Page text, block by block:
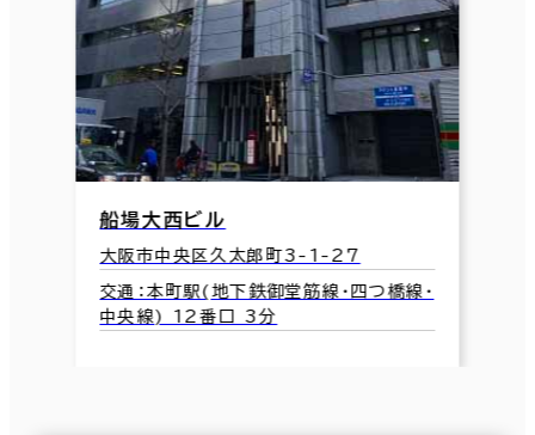
船場大西ビル
大阪市中央区久太郎町3-1-27
交通：本町駅(地下鉄御堂筋線･四つ橋線･
中央線) 12番口 3分